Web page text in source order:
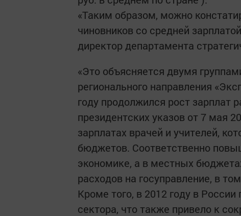
«Таким образом, можно
чиновников со средней
директор департамента
«Это объясняется двумя
регионального направления
году продолжился рост зарплат
президентских указов от 7 мая
зарплатах врачей и учителей,
бюджетов. Соответственно
экономике, а в местных
расходов на госуправление, в
Кроме того, в 2012 году в
сектора, что также привело к